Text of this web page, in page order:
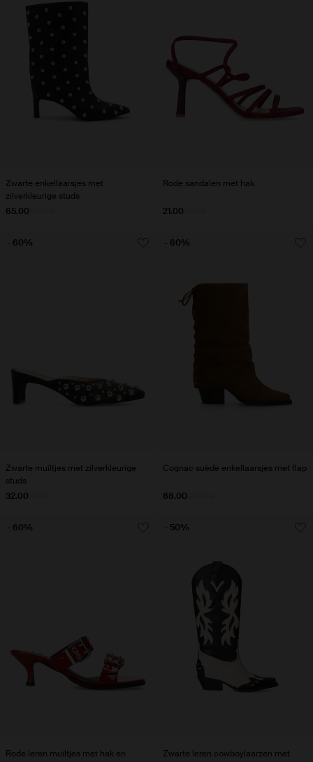
Zwarte enkellaarsjes met
zilverkleurige studs
65.00
Rode sandalen met hak
21.00
Zwarte muiltjes met zilverkleurige
studs
32.00
- 60%
Cognac suède enkellaarsjes met flap
88.00
- 60%
Rode leren muiltjes met hak en
- 60%
Zwarte leren cowboylaarzen met
- 50%